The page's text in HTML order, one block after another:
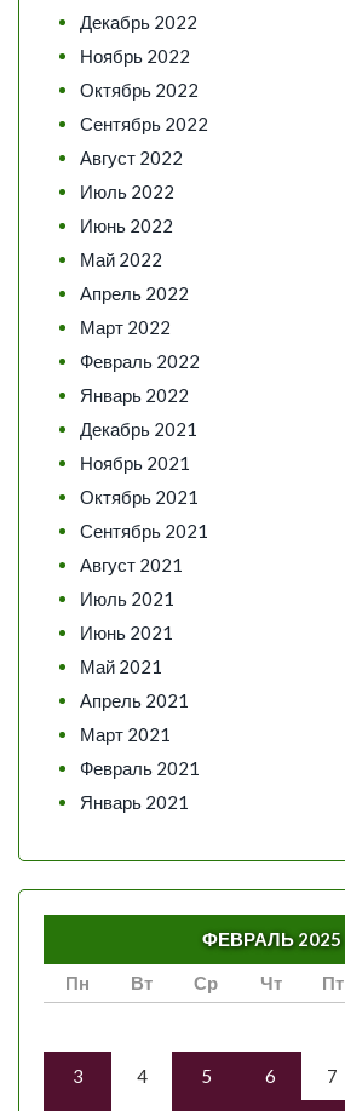
Декабрь 2022
Ноябрь 2022
Октябрь 2022
Сентябрь 2022
Август 2022
Июль 2022
Июнь 2022
Май 2022
Апрель 2022
Март 2022
Февраль 2022
Январь 2022
Декабрь 2021
Ноябрь 2021
Октябрь 2021
Сентябрь 2021
Август 2021
Июль 2021
Июнь 2021
Май 2021
Апрель 2021
Март 2021
Февраль 2021
Январь 2021
ФЕВРАЛЬ 2025
Пн
Вт Ср Чт Пт
3 4 5 6 7